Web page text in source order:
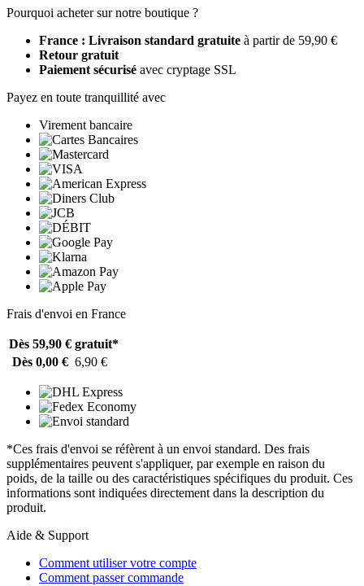
Pourquoi acheter sur notre boutique ?
France : Livraison standard gratuite à partir de 59,90 €
Retour gratuit
Paiement sécurisé avec cryptage SSL
Payez en toute tranquillité avec
Virement bancaire
Frais d'envoi en France
Dès 59,90 € gratuit*
Dès 0,00 € 6,90 €
*Ces frais d'envoi se réfèrent à un envoi standard. Des frais
supplémentaires peuvent s'appliquer, par exemple en raison du
poids, de la taille ou des caractéristiques spécifiques du produit. Ces
informations sont indiquées directement dans la description du
produit.
Aide & Support
Comment utiliser votre compte
Comment passer commande